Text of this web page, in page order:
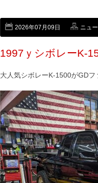
2026年07月09日 ニュ
1997ｙシボレーK-
大人気シボレーK-1500がGD